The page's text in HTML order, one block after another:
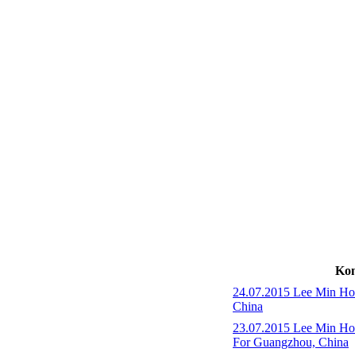
24.07.2015 Lee Min
China
23.07.2015 Lee Min
For Guangzhou, China